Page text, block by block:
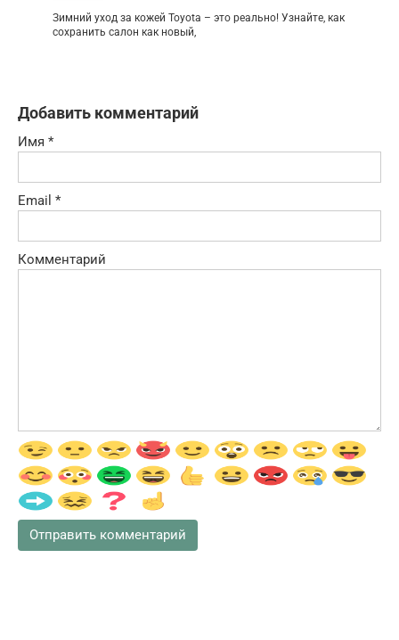
Зимний уход за кожей Toyota – это реально! Узнайте, как
сохранить салон как новый,
Добавить комментарий
Имя *
Email *
Комментарий